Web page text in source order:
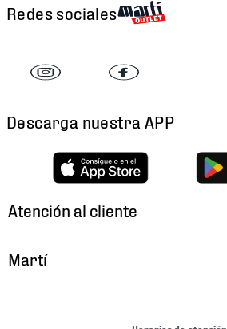
Redes sociales
Descarga nuestra APP
Atención al cliente
Martí